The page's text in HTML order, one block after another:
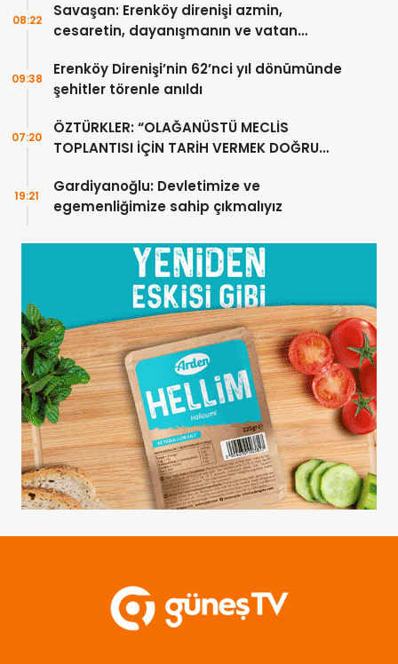
Savaşan: Erenköy direnişi azmin,
cesaretin, dayanışmanın ve vatan
08:22
Erenköy Direnişi’nin 62’nci yıl dönümünde
şehitler törenle anıldı
09:38
ÖZTÜRKLER: “OLAĞANÜSTÜ MECLİS
TOPLANTISI İÇİN TARİH VERMEK DOĞRU
07:20
Gardiyanoğlu: Devletimize ve
egemenliğimize sahip çıkmalıyız
19:21